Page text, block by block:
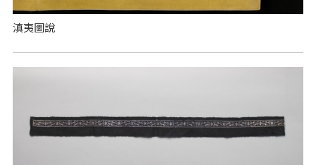
滇夷圖說